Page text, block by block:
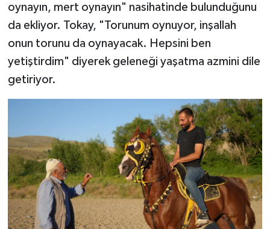
oynayın, mert oynayın" nasihatinde bulunduğunu
da ekliyor. Tokay, "Torunum oynuyor, inşallah
onun torunu da oynayacak. Hepsini ben
yetiştirdim" diyerek geleneği yaşatma azmini dile
getiriyor.